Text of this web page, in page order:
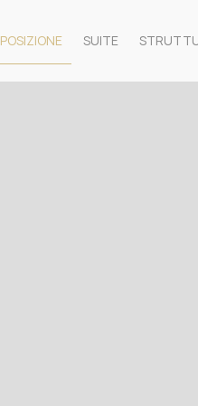
POSIZIONE SUITE